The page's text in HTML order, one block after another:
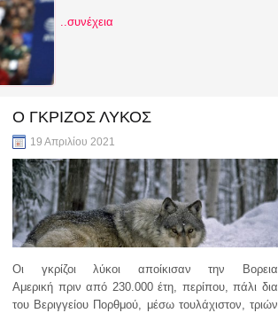
..συνέχεια
Ο ΓΚΡΙΖΟΣ ΛΥΚΟΣ
19 Απριλίου 2021
Οι γκρίζοι λύκοι αποίκισαν την Βορεια
Αμερική πριν από 230.000 έτη, περίπου, πάλι δια
του Βεριγγείου Πορθμού, μέσω τουλάχιστον, τριών